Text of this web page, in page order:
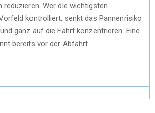
reduzieren. Wer die wichtigsten
kontrolliert, senkt das Pannenrisiko
ganz auf die Fahrt konzentrieren. Eine
bereits vor der Abfahrt.